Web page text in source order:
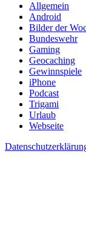
Allgemein
Android
Bilder der
Bundeswehr
Gaming
Geocaching
Gewinnspiele
iPhone
Podcast
Trigami
Urlaub
Webseite